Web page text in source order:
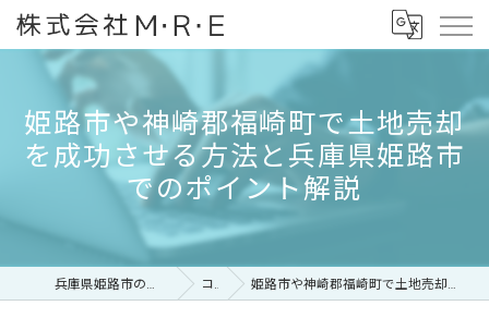
姫路市や神崎郡福崎町で土地売却
を成功させる方法と兵庫県姫路市
でのポイント解説
兵庫県姫路市の不動産なら株式会社M・R・E コラム 姫路市や神崎郡福崎町で土地売却を成功させる方法と兵庫県姫路市でのポイント解説